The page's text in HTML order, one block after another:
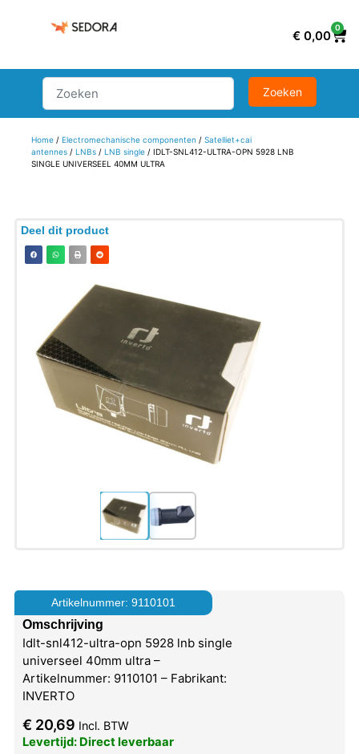
€ 0,00
0
Home/ Electromechanische componenten / Satelliet+cai
antennes/ LNBs/ LNB single/ IDLT-SNL412-ULTRA-OPN 5928 LNB
SINGLE UNIVERSEEL 40MM ULTRA
Deel dit product
Artikelnummer: 9110101
Omschrijving
Idlt-snl412-ultra-opn 5928 lnb single
universeel 40mm ultra –
Artikelnummer: 9110101 – Fabrikant:
INVERTO
€ 20,69 Incl. BTW
Levertijd: Direct leverbaar